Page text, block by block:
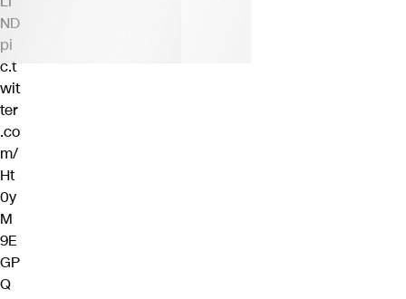
ND
pi
c.t
wit
ter
.co
m/
Ht
0y
M
9E
GP
Q